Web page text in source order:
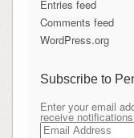
Entries feed
Comments feed
WordPress.org
Subscribe to
Enter your email
receive
Email